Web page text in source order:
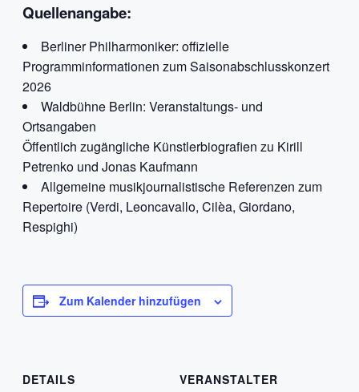
Quellenangabe:
Berliner Philharmoniker: offizielle
Programminformationen zum Saisonabschlusskonzert
2026
Waldbühne Berlin: Veranstaltungs- und
Ortsangaben
Öffentlich zugängliche Künstlerbiografien zu Kirill
Petrenko und Jonas Kaufmann
Allgemeine musikjournalistische Referenzen zum
Repertoire (Verdi, Leoncavallo, Cilèa, Giordano,
Respighi)
Zum Kalender hinzufügen
DETAILS
VERANSTALTER